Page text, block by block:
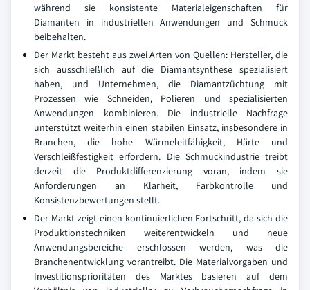
während sie konsistente Materialeigenschaften für
Diamanten in industriellen Anwendungen und Schmuck
beibehalten.
Der Markt besteht aus zwei Arten von Quellen: Hersteller, die
sich ausschließlich auf die Diamantsynthese spezialisiert
haben, und Unternehmen, die Diamantzüchtung mit
Prozessen wie Schneiden, Polieren und spezialisierten
Anwendungen kombinieren. Die industrielle Nachfrage
unterstützt weiterhin einen stabilen Einsatz, insbesondere in
Branchen, die hohe Wärmeleitfähigkeit, Härte und
Verschleißfestigkeit erfordern. Die Schmuckindustrie treibt
derzeit die Produktdifferenzierung voran, indem sie
Anforderungen an Klarheit, Farbkontrolle und
Konsistenzbewertungen stellt.
Der Markt zeigt einen kontinuierlichen Fortschritt, da sich die
Produktionstechniken weiterentwickeln und neue
Anwendungsbereiche erschlossen werden, was die
Branchenentwicklung vorantreibt. Die Materialvorgaben und
Investitionsprioritäten des Marktes basieren auf dem